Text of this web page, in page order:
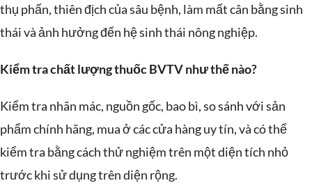
thụ phấn, thiên địch của sâu bệnh, làm mất cân bằng sinh
thái và ảnh hưởng đến hệ sinh thái nông nghiệp.
Kiểm tra chất lượng thuốc BVTV như thế nào?
Kiểm tra nhãn mác, nguồn gốc, bao bì, so sánh với sản
phẩm chính hãng, mua ở các cửa hàng uy tín, và có thể
kiểm tra bằng cách thử nghiệm trên một diện tích nhỏ
trước khi sử dụng trên diện rộng.